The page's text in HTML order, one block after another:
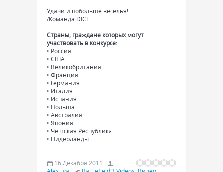
Удачи и побольше веселья!
/Команда DICE
Страны, граждане которых могут
участвовать в конкурсе:
• Россия
• США
• Великобритания
• Франция
• Германия
• Италия
• Испания
• Польша
• Австралия
• Япония
• Чешская Республика
• Нидерланды
16 Декабря 2011